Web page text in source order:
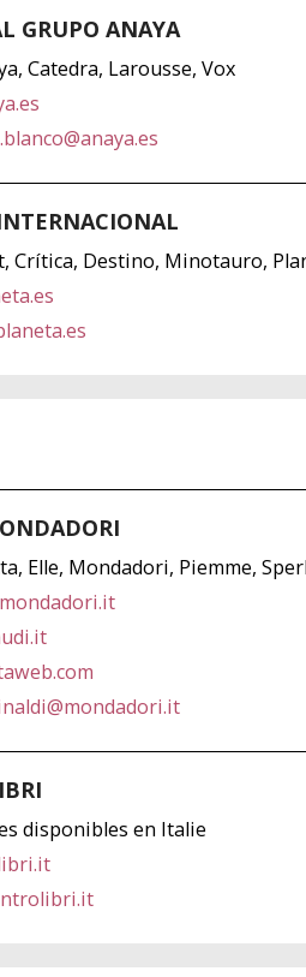
GRUPO ANAYA
Catedra, Larousse, Vox
Crítica, Destino, Minotauro,
Elle, Mondadori, Piemme,
disponibles en Italie